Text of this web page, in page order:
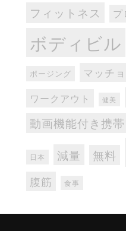
フィットネス プ
ボディビル
ポージング マッチョ
ワークアウト 健美
動画機能付き携
日本 減量 無料
腹筋 食事